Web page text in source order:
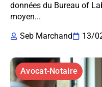
données du Bureau of
moyen...
Seb Marchand
13/
Avocat-Notaire